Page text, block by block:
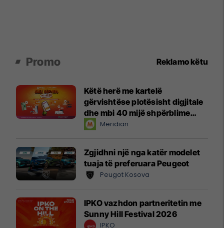
Promo Reklamo këtu
Këtë herë me kartelë
gërvishtëse plotësisht digjitale
dhe mbi 40 mijë shpërblime
instant!Meridian
Zgjidhni një nga katër modelet
tuaja të preferuara Peugeot
Peugot Kosova
IPKO vazhdon partneritetin me
Sunny Hill Festival 2026
IPKO